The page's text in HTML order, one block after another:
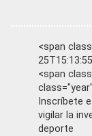
<span
<span
Inscríbete
vigilar la
deporte